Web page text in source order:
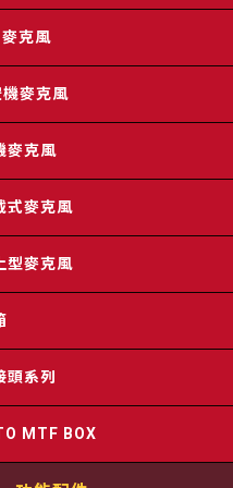
克風
機麥克風
麥克風
式麥克風
型麥克風
頭系列
MTF BOX